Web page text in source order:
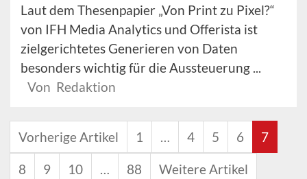
Laut dem Thesenpapier „Von Print zu Pixel?“
von IFH Media Analytics und Offerista ist
zielgerichtetes Generieren von Daten
besonders wichtig für die Aussteuerung ...
Von Redaktion
Vorherige Artikel 1 … 4 5 6 7
8 9 10 … 88 Weitere Artikel